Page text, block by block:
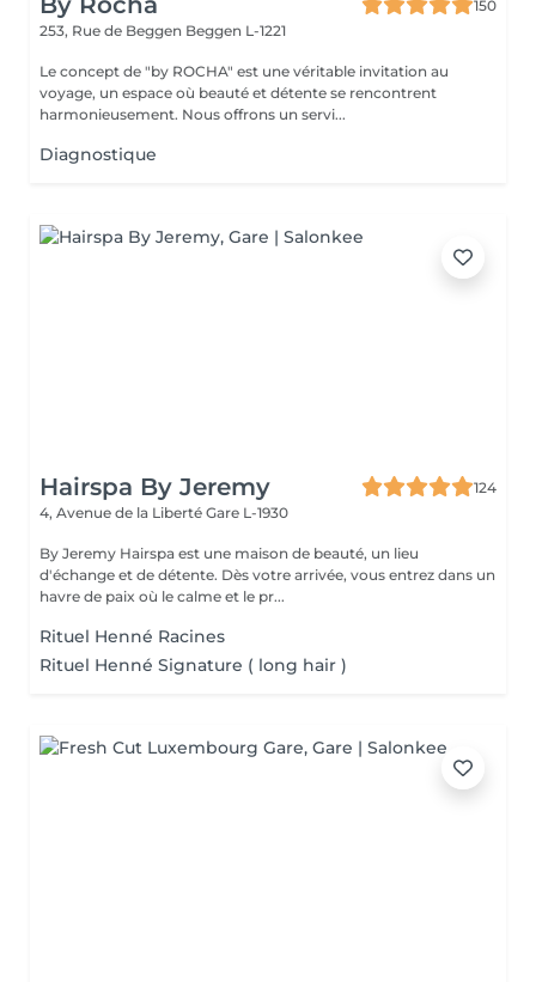
150
253, Rue de Beggen Beggen L-1221
Le concept de "by ROCHA" est une véritable invitation au
voyage, un espace où beauté et détente se rencontrent
harmonieusement. Nous offrons un servi...
Diagnostique
Hairspa By Jeremy
124
4, Avenue de la Liberté Gare L-1930
By Jeremy Hairspa est une maison de beauté, un lieu
d'échange et de détente. Dès votre arrivée, vous entrez dans un
havre de paix où le calme et le pr...
Rituel Henné Racines
Rituel Henné Signature ( long hair )